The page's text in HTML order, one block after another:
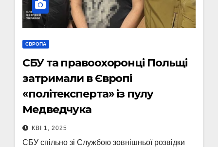
ЄВРОПА
СБУ та правоохоронці Польщі
затримали в Європі
«політексперта» із пулу
Медведчука
КВІ 1, 2025
СБУ спільно зі Службою зовнішньої розвідки